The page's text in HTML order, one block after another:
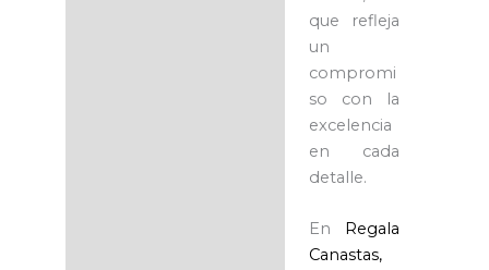
que refleja
un
compromi
so con la
excelencia
en cada
detalle.
En
Regala
Canastas,